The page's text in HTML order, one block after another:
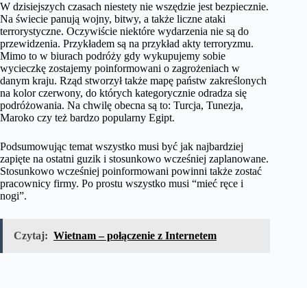
W dzisiejszych czasach niestety nie wszędzie jest bezpiecznie.
Na świecie panują wojny, bitwy, a także liczne ataki
terrorystyczne. Oczywiście niektóre wydarzenia nie są do
przewidzenia. Przykładem są na przykład akty terroryzmu.
Mimo to w biurach podróży gdy wykupujemy sobie
wycieczkę zostajemy poinformowani o zagrożeniach w
danym kraju. Rząd stworzył także mapę państw zakreślonych
na kolor czerwony, do których kategorycznie odradza się
podróżowania. Na chwilę obecna są to: Turcja, Tunezja,
Maroko czy też bardzo popularny Egipt.
Podsumowując temat wszystko musi być jak najbardziej
zapięte na ostatni guzik i stosunkowo wcześniej zaplanowane.
Stosunkowo wcześniej poinformowani powinni także zostać
pracownicy firmy. Po prostu wszystko musi “mieć ręce i
nogi”.
Czytaj: Wietnam – połączenie z Internetem